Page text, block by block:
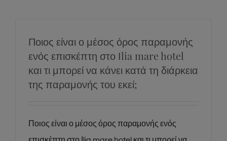
Ποιος είναι ο μέσος όρος παραμονής
ενός επισκέπτη στο Ιlia mare hotel
και τι μπορεί να κάνει κατά τη διάρκεια
της παραμονής του εκεί;
Ποιος είναι ο μέσος όρος παραμονής ενός